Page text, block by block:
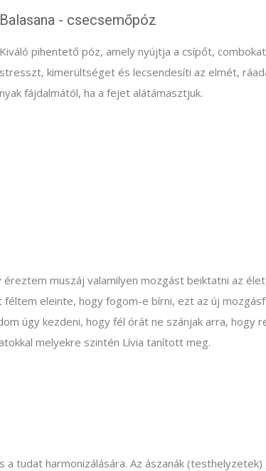
Balasana - csecsemőpóz
Kiváló pihentető póz, amely nyújtja a csípőt,
stresszt, kimerültséget és lecsendesíti az elmét,
nyak fájdalmától, ha a fejet alátámasztjuk.
muszáj valamilyen mozgást beiktatni az
eleinte, hogy fogom-e bírni, ezt az új
úgy kezdeni, hogy fél órát ne szánjak arra, hogy
melyekre szintén Lívia tanított meg.
tudat harmonizálására. Az ászanák